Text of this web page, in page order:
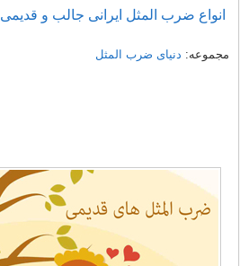
انواع ضرب المثل ایرانی جالب و قدیمی
مجموعه: دنیای ضرب المثل